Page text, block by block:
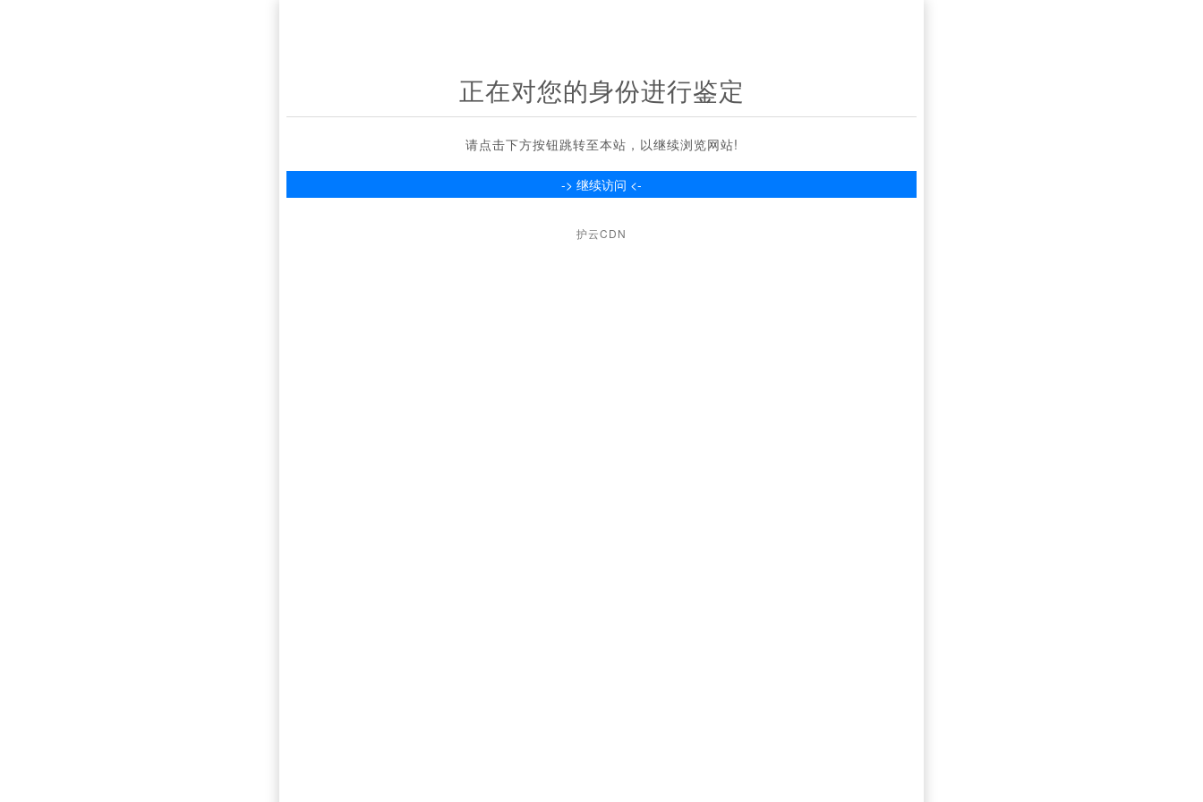
正在对您的身份进行鉴定
请点击下方按钮跳转至本站，以继续浏览网站!
护云CDN